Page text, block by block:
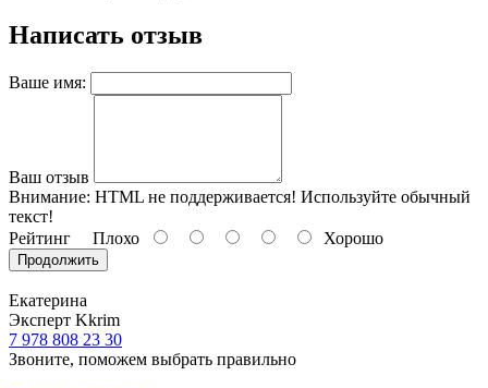
Написать отзыв
Ваше имя:
Ваш отзыв
Внимание: HTML не поддерживается! Используйте обычный
текст!
Рейтинг Плохо Хорошо
Продолжить
Екатерина
Эксперт Kkrim
7 978 808 23 30
Звоните, поможем выбрать правильно